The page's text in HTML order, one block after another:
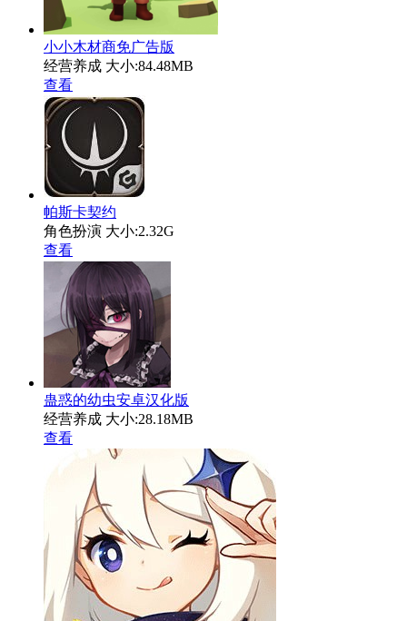
小小木材商免广告版
经营养成 大小:84.48MB
查看
帕斯卡契约
角色扮演 大小:2.32G
查看
蛊惑的幼虫安卓汉化版
经营养成 大小:28.18MB
查看